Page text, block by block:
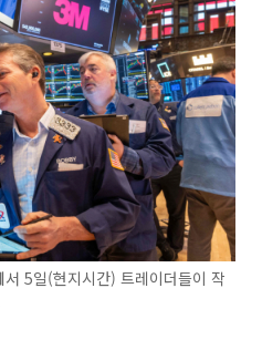
5일(현지시간) 트레이더들이 작